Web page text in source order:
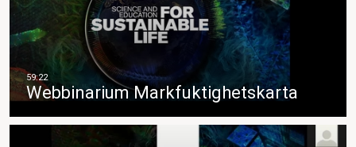
Webbinarium Markfuktighetskarta